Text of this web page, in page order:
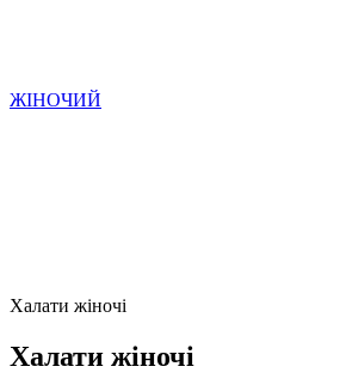
ЖІНОЧИЙ
Халати жіночі
Халати жіночі